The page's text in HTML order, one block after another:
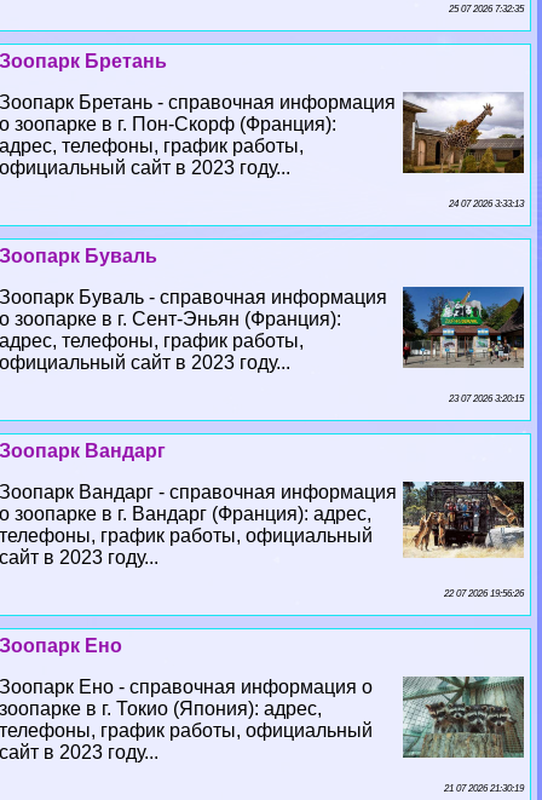
25 07 2026 7:32:35
Зоопарк Бретань
Зоопарк Бретань - справочная информация
о зоопарке в г. Пон-Скорф (Франция):
адрес, телефоны, график работы,
официальный сайт в 2023 году...
24 07 2026 3:33:13
Зоопарк Буваль
Зоопарк Буваль - справочная информация
о зоопарке в г. Сент-Эньян (Франция):
адрес, телефоны, график работы,
официальный сайт в 2023 году...
23 07 2026 3:20:15
Зоопарк Вандарг
Зоопарк Вандарг - справочная информация
о зоопарке в г. Вандарг (Франция): адрес,
телефоны, график работы, официальный
сайт в 2023 году...
22 07 2026 19:56:26
Зоопарк Ено
Зоопарк Ено - справочная информация о
зоопарке в г. Токио (Япония): адрес,
телефоны, график работы, официальный
сайт в 2023 году...
21 07 2026 21:30:19